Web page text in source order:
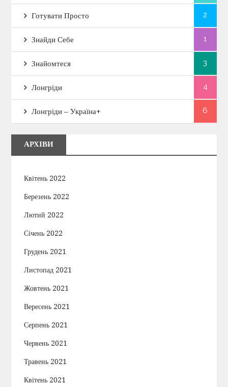
Готувати Просто 2
Знайди Себе 1
Знайомтеся 3
Лонгріди 4
Лонгріди – Україна+ 6
АРХІВИ
Квітень 2022
Березень 2022
Лютий 2022
Січень 2022
Грудень 2021
Листопад 2021
Жовтень 2021
Вересень 2021
Серпень 2021
Червень 2021
Травень 2021
Квітень 2021